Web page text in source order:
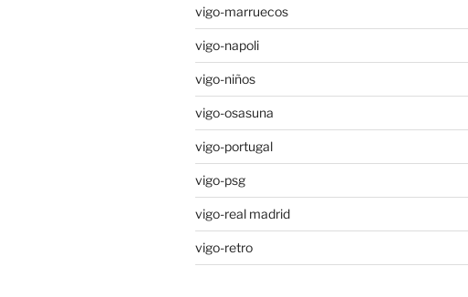
vigo-marruecos
vigo-napoli
vigo-niños
vigo-osasuna
vigo-portugal
vigo-psg
vigo-real madrid
vigo-retro